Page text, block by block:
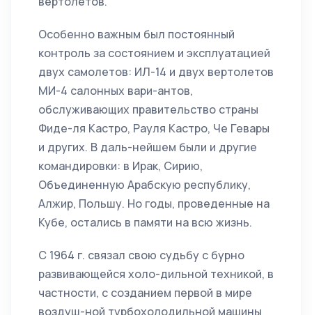
Особенно важным был постоянный
контроль за состоянием и эксплуатацией
двух самолетов: ИЛ-14 и двух вертолетов
МИ-4 салонных вари-антов,
обслуживающих правительство страны
Фиде-ля Кастро, Рауля Кастро, Че Гевары
и других. В даль-нейшем были и другие
командировки: в Ирак, Сирию,
Объединенную Арабскую республику,
Алжир, Польшу. Но годы, проведенные на
Кубе, остались в памяти на всю жизнь.
С 1964 г. связал свою судьбу с бурно
развивающейся холо-дильной техникой, в
частности, с созданием первой в мире
воздуш-ной турбохолодильной машины